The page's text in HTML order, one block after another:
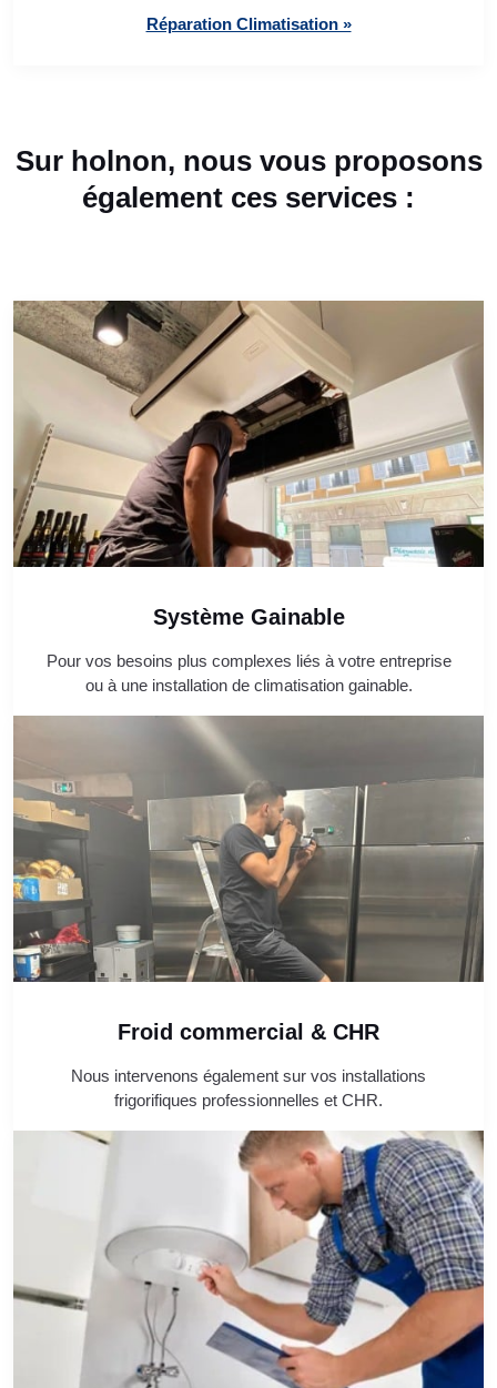
Réparation Climatisation »
Sur holnon, nous vous proposons
également ces services :
Système Gainable
Pour vos besoins plus complexes liés à votre entreprise
ou à une installation de climatisation gainable.
Froid commercial & CHR
Nous intervenons également sur vos installations
frigorifiques professionnelles et CHR.